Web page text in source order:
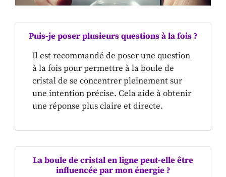
Puis-je poser plusieurs questions à la fois ?
Il est recommandé de poser une question
à la fois pour permettre à la boule de
cristal de se concentrer pleinement sur
une intention précise. Cela aide à obtenir
une réponse plus claire et directe.
La boule de cristal en ligne peut-elle être
influencée par mon énergie ?